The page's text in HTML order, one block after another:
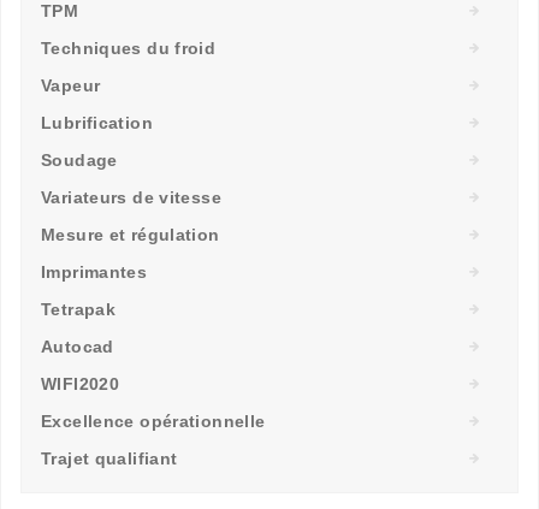
TPM
Techniques du froid
Vapeur
Lubrification
Soudage
Variateurs de vitesse
Mesure et régulation
Imprimantes
Tetrapak
Autocad
WIFI2020
Excellence opérationnelle
Trajet qualifiant